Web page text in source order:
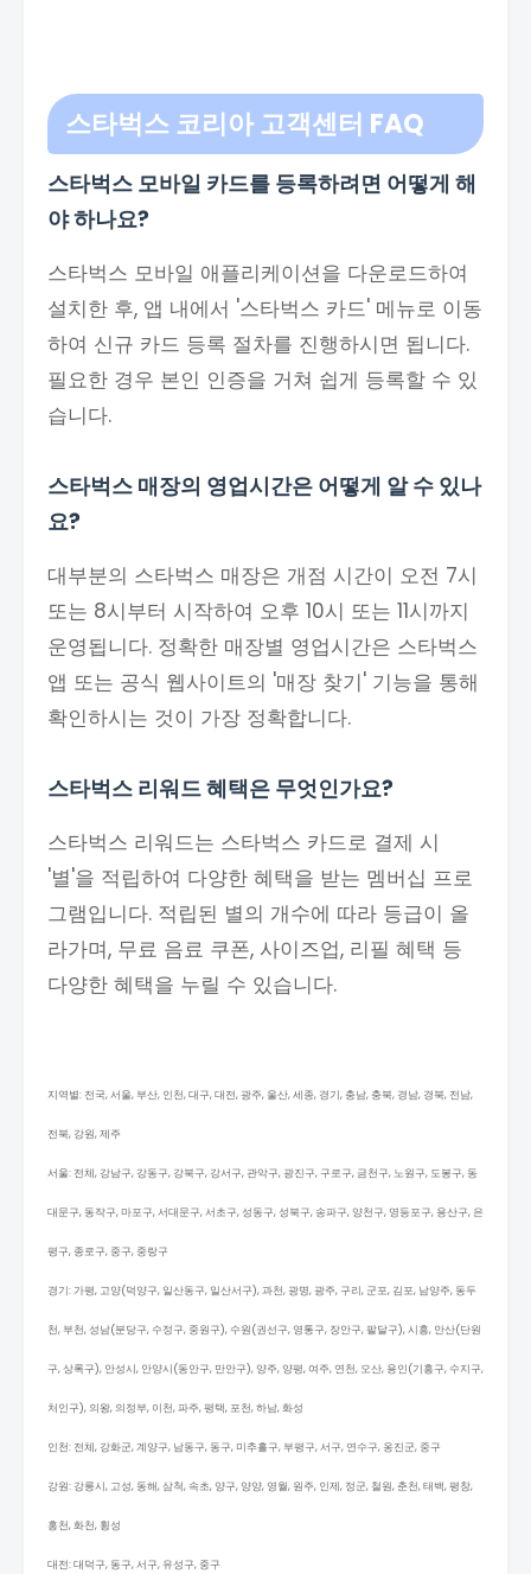
스타벅스 코리아 고객센터 FAQ
스타벅스 모바일 카드를 등록하려면 어떻게 해
야 하나요?
스타벅스 모바일 애플리케이션을 다운로드하여
설치한 후, 앱 내에서 '스타벅스 카드' 메뉴로 이동
하여 신규 카드 등록 절차를 진행하시면 됩니다.
필요한 경우 본인 인증을 거쳐 쉽게 등록할 수 있
습니다.
스타벅스 매장의 영업시간은 어떻게 알 수 있나
요?
대부분의 스타벅스 매장은 개점 시간이 오전 7시
또는 8시부터 시작하여 오후 10시 또는 11시까지
운영됩니다. 정확한 매장별 영업시간은 스타벅스
앱 또는 공식 웹사이트의 '매장 찾기' 기능을 통해
확인하시는 것이 가장 정확합니다.
스타벅스 리워드 혜택은 무엇인가요?
스타벅스 리워드는 스타벅스 카드로 결제 시
'별'을 적립하여 다양한 혜택을 받는 멤버십 프로
그램입니다. 적립된 별의 개수에 따라 등급이 올
라가며, 무료 음료 쿠폰, 사이즈업, 리필 혜택 등
다양한 혜택을 누릴 수 있습니다.
지역별: 전국, 서울, 부산, 인천, 대구, 대전, 광주, 울산, 세종, 경기, 충남, 충북, 경남, 경북, 전남,
전북, 강원, 제주
서울: 전체, 강남구, 강동구, 강북구, 강서구, 관악구, 광진구, 구로구, 금천구, 노원구, 도봉구, 동
대문구, 동작구, 마포구, 서대문구, 서초구, 성동구, 성북구, 송파구, 양천구, 영등포구, 용산구, 은
평구, 종로구, 중구, 중랑구
경기: 가평, 고양(덕양구, 일산동구, 일산서구), 과천, 광명, 광주, 구리, 군포, 김포, 남양주, 동두
천, 부천, 성남(분당구, 수정구, 중원구), 수원(권선구, 영통구, 장안구, 팔달구), 시흥, 안산(단원
구, 상록구), 안성시, 안양시(동안구, 만안구), 양주, 양평, 여주, 연천, 오산, 용인(기흥구, 수지구,
처인구), 의왕, 의정부, 이천, 파주, 평택, 포천, 하남, 화성
인천: 전체, 강화군, 계양구, 남동구, 동구, 미추홀구, 부평구, 서구, 연수구, 옹진군, 중구
강원: 강릉시, 고성, 동해, 삼척, 속초, 양구, 양양, 영월, 원주, 인제, 정군, 철원, 춘천, 태백, 평창,
홍천, 화천, 횡성
대전: 대덕구, 동구, 서구, 유성구, 중구